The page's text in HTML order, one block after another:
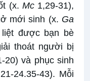
(x. Mc 1,29-31),
mới sinh (x. Ga
được bạn bè
thoát người bị
20) và phục sinh
24.35-43). Mỗi